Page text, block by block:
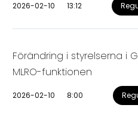
2026-02-10 13:12
Förändring i styrelserna i
MLRO-funktionen
2026-02-10 8:00